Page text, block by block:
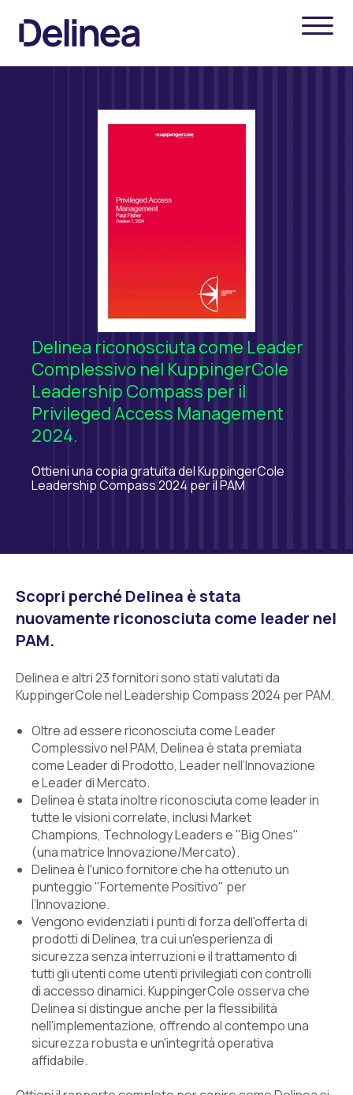
Delinea riconosciuta come Leader
Complessivo nel KuppingerCole
Leadership Compass per il
Privileged Access Management
2024.
Ottieni una copia gratuita del KuppingerCole
Leadership Compass 2024 per il PAM
Scopri perché Delinea è stata
nuovamente riconosciuta come leader nel
PAM.
Delinea e altri 23 fornitori sono stati valutati da
KuppingerCole nel Leadership Compass 2024 per PAM.
Oltre ad essere riconosciuta come Leader
Complessivo nel PAM, Delinea è stata premiata
come Leader di Prodotto, Leader nell’Innovazione
e Leader di Mercato.
Delinea è stata inoltre riconosciuta come leader in
tutte le visioni correlate, inclusi Market
Champions, Technology Leaders e "Big Ones"
(una matrice Innovazione/Mercato).
Delinea è l'unico fornitore che ha ottenuto un
punteggio "Fortemente Positivo" per
l’Innovazione.
Vengono evidenziati i punti di forza dell'offerta di
prodotti di Delinea, tra cui un'esperienza di
sicurezza senza interruzioni e il trattamento di
tutti gli utenti come utenti privilegiati con controlli
di accesso dinamici. KuppingerCole osserva che
Delinea si distingue anche per la flessibilità
nell'implementazione, offrendo al contempo una
sicurezza robusta e un'integrità operativa
affidabile.